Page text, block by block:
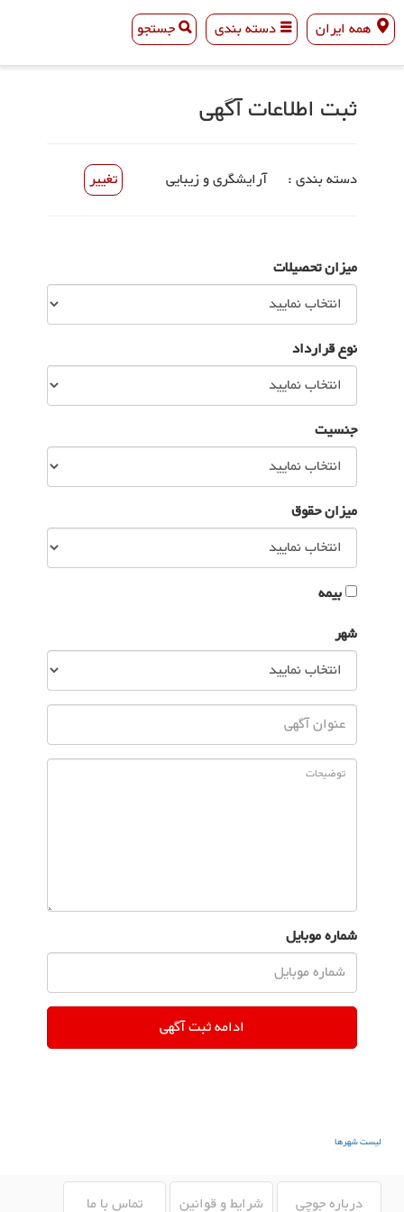
همه ایران دسته بندی جستجو
ثبت اطلاعات آگهی
دسته بندی : آرایشگری و زیبایی تغییر
میزان تحصیلات
نوع قرارداد
جنسیت
میزان حقوق
بیمه
شهر
شماره موبایل
لیست شهرها
درباره جوچی شرایط و قوانین تماس با ما
همه ایران دسته بندی جستجو